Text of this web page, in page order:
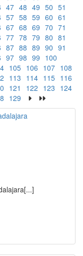
47 48 49 50 51
57 58 59 60 61
67 68 69 70 71
77 78 79 80 81
87 88 89 90 91
97 98 99 100
105 106 107 108
113 114 115 116
121 122 123 124
129
[...]